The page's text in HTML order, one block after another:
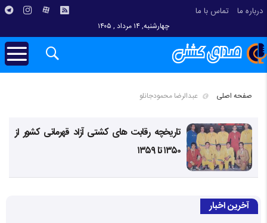
درباره ما تماس با ما
چهارشنبه, ۱۴ مرداد , ۱۴۰۵
صفحه اصلی عبدالرضا محمودجانلو
تاریخچه رقابت های کشتی آزاد قهرمانی کشور از
۱۳۵۰ تا ۱۳۵۹
آخرین اخبار